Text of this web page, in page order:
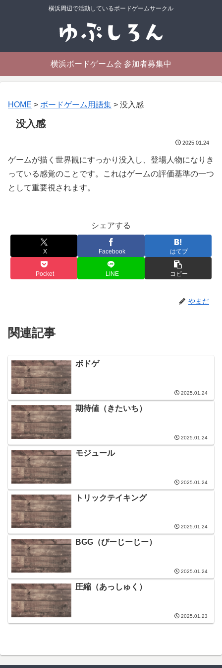
横浜周辺で活動しているボードゲームサークル
横浜ボードゲーム会 参加者募集中
HOME > ボードゲーム用語集 > 没入感
没入感
2025.01.24
ゲームが描く世界観にすっかり没入し、登場人物になりき
っている感覚のことです。これはゲームの評価基準の一つ
として重要視されます。
シェアする
X Facebook はてブ
Pocket LINE コピー
やまだ
関連記事
ボドゲ
2025.01.24
期待値（きたいち）
2025.01.24
モジュール
2025.01.24
トリックテイキング
2025.01.24
BGG（びーじーじー）
2025.01.24
圧縮（あっしゅく）
2025.01.23